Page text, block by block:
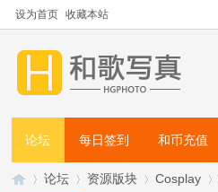
设为首页 收藏本站
论坛 每日签到 和币充值
论坛 资源版块 Cosplay